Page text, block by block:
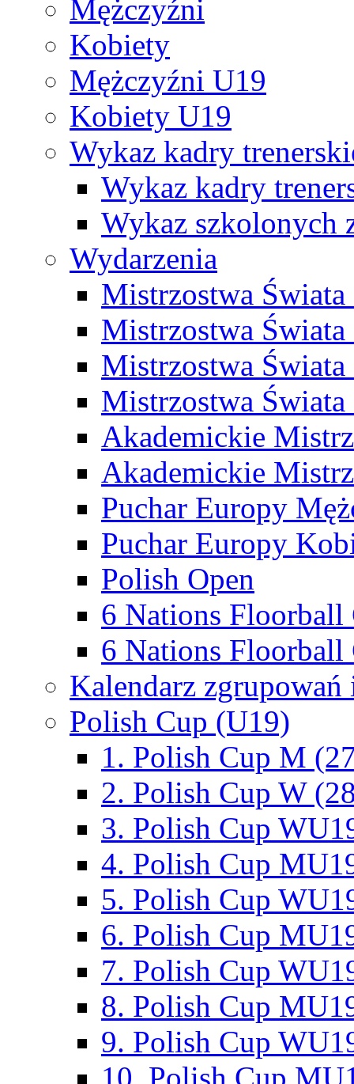
Mężczyźni
Kobiety
Mężczyźni U19
Kobiety U19
Wykaz kadry
Wykaz kadry
Wykaz szkolonych
Wydarzenia
Mistrzostwa
Mistrzostwa
Mistrzostwa
Mistrzostwa
Akademickie
Akademickie
Puchar Europy
Puchar Europy
Polish Open
6 Nations Floorball
6 Nations Floorball
Kalendarz
Polish Cup (U19)
1. Polish Cup M
2. Polish Cup W
3. Polish Cup
4. Polish Cup
5. Polish Cup
6. Polish Cup
7. Polish Cup
8. Polish Cup
9. Polish Cup
10. Polish Cup